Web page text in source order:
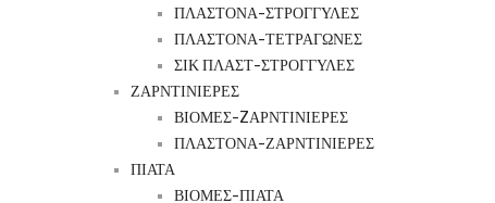
ΠΛΑΣΤΟΝΑ-ΣΤΡΟΓΓΥΛΕΣ
ΠΛΑΣΤΟΝΑ-ΤΕΤΡΑΓΩΝΕΣ
ΣΙΚ ΠΛΑΣΤ-ΣΤΡΟΓΓΥΛΕΣ
ΖΑΡΝΤΙΝΙΕΡΕΣ
ΒΙΟΜΕΣ-ZΑΡΝΤΙΝΙΕΡΕΣ
ΠΛΑΣΤΟΝΑ-ΖΑΡΝΤΙΝΙΕΡΕΣ
ΠΙΑΤΑ
ΒΙΟΜΕΣ-ΠΙΑΤΑ